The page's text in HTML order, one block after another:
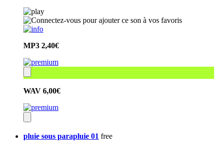
MP3 2,40€
WAV 6,00€
pluie sous parapluie 01 free